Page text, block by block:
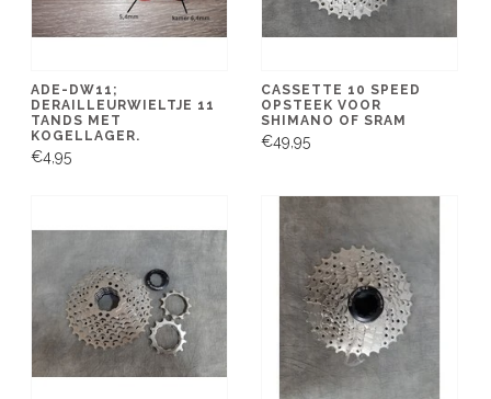
ADE-DW11;
DERAILLEURWIELTJE 11
TANDS MET
KOGELLAGER.
€4,95
CASSETTE 10 SPEED
OPSTEEK VOOR
SHIMANO OF SRAM
€49,95